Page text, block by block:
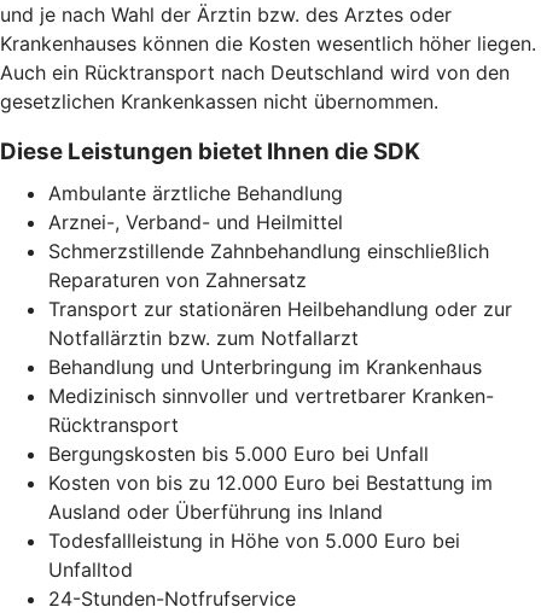
und je nach Wahl der Ärztin bzw. des Arztes oder
Krankenhauses können die Kosten wesentlich höher liegen.
Auch ein Rücktransport nach Deutschland wird von den
gesetzlichen Krankenkassen nicht übernommen.
Diese Leistungen bietet Ihnen die SDK
Ambulante ärztliche Behandlung
Arznei-, Verband- und Heilmittel
Schmerzstillende Zahnbehandlung einschließlich
Reparaturen von Zahnersatz
Transport zur stationären Heilbehandlung oder zur
Notfallärztin bzw. zum Notfallarzt
Behandlung und Unterbringung im Krankenhaus
Medizinisch sinnvoller und vertretbarer Kranken-
Rücktransport
Bergungskosten bis 5.000 Euro bei Unfall
Kosten von bis zu 12.000 Euro bei Bestattung im
Ausland oder Überführung ins Inland
Todesfallleistung in Höhe von 5.000 Euro bei
Unfalltod
24-Stunden-Notfrufservice